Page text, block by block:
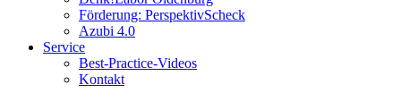
Förderung: PerspektivScheck
Azubi 4.0
Service
Best-Practice-Videos
Kontakt